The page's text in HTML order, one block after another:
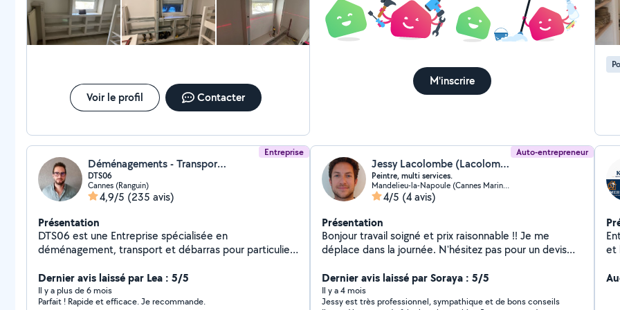
travaux des mes clients avec mon ASSURANCE
DÉCENNALE.
Voir le profil Contacter
M'inscrire
Entreprise
Déménagements - Transport & Services
DTS06
Cannes (Ranguin)
4,9/5 (235 avis)
Présentation
DTS06 est une Entreprise spécialisée en
déménagement, transport et débarras pour particuliers
équipe expérimentée. Devis gratuit et intervention sur
mesure. Zones desservies : bassin cannois, Alpes-
Maritimes région PACA et toute la France. Notre travail
Dernier avis laissé par Lea : 5/5
Il y a plus de 6 mois
Parfait ! Rapide et efficace. Je recommande.
Auto-entrepreneur
Jessy Lacolombe (Lacolombe Jessy)
Peintre, multi services.
Mandelieu-la-Napoule (Cannes Marina-La Roubine)
4/5 (4 avis)
Présentation
Bonjour travail soigné et prix raisonnable !! Je me
déplace dans la journée. N'hésitez pas pour un devis
Dernier avis laissé par Soraya : 5/5
Il y a 4 mois
Jessy est très professionnel, sympathique et de bons conseils
et